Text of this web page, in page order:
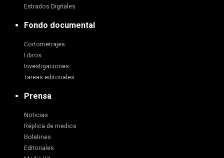
Estrados Digitales
Fondo documental
Cortometrajes
Libros
Investigaciones
Tareas editoriales
Prensa
Noticias
Réplica de medios
Boletines
Editoriales